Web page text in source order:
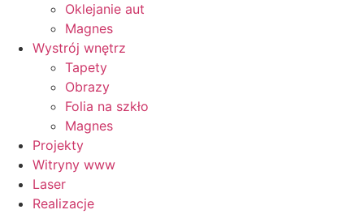
Oklejanie aut
Magnes
Wystrój wnętrz
Tapety
Obrazy
Folia na szkło
Magnes
Projekty
Witryny www
Laser
Realizacje